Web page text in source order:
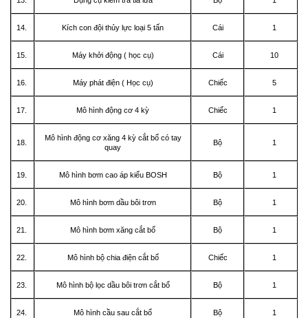
14. Kích con đội thủy lực loại 5 tấn Cái 1
15. Máy khởi động ( học cụ) Cái 10
16. Máy phát điện ( Học cụ) Chiếc 5
17. Mô hình động cơ 4 kỳ Chiếc 1
18.
Mô hình động cơ xăng 4 kỳ cắt bổ có tay
quay
Bộ 1
19. Mô hình bơm cao áp kiểu BOSH Bộ 1
20. Mô hình bơm dầu bôi trơn Bộ 1
21. Mô hình bơm xăng cắt bổ Bộ 1
22. Mô hình bộ chia điện cắt bổ Chiếc 1
23. Mô hình bộ lọc dầu bôi trơn cắt bổ Bộ 1
24. Mô hình cầu sau cắt bổ Bộ 1